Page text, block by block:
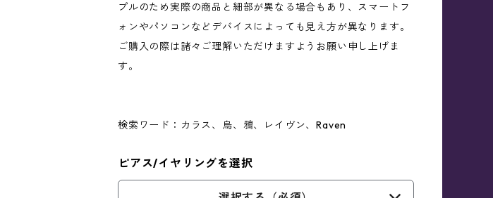
プルのため実際の商品と細部が異なる場合もあり、スマートフ
ォンやパソコンなどデバイスによっても見え方が異なります。
ご購入の際は諸々ご理解いただけますようお願い申し上げま
す。
検索ワード：カラス、烏、鴉、レイヴン、Raven
ピアス/イヤリングを選択